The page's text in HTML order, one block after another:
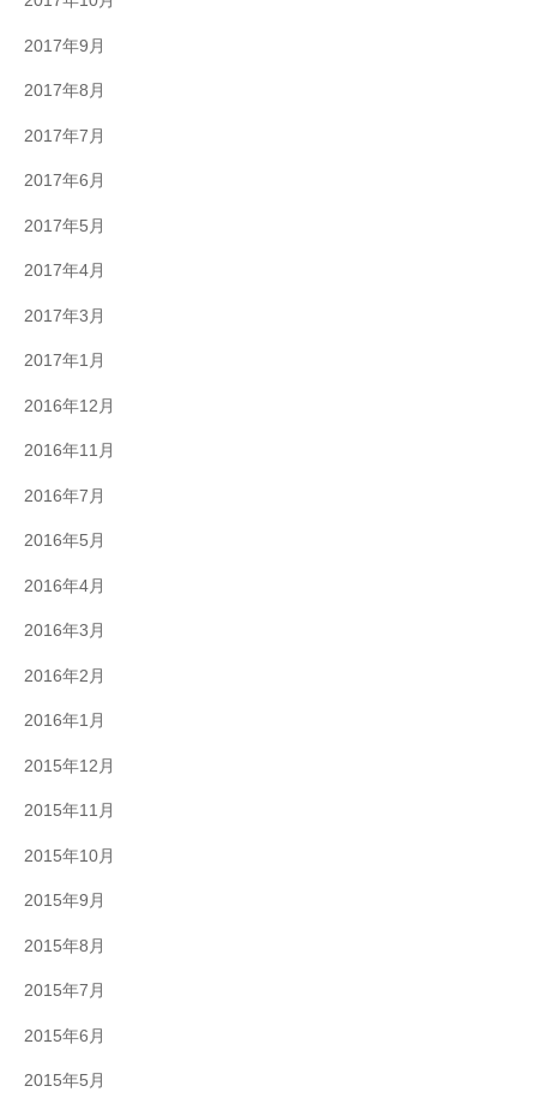
2017年9月
2017年8月
2017年7月
2017年6月
2017年5月
2017年4月
2017年3月
2017年1月
2016年12月
2016年11月
2016年7月
2016年5月
2016年4月
2016年3月
2016年2月
2016年1月
2015年12月
2015年11月
2015年10月
2015年9月
2015年8月
2015年7月
2015年6月
2015年5月